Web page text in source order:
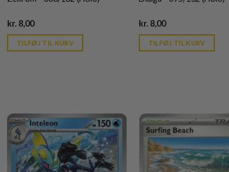
kr. 8,00Current
is:
kr. 39,95.
TILFØJ TIL KURV
kr.8,00Current
is:
kr. 39,95.
TILFØJ TIL KURV